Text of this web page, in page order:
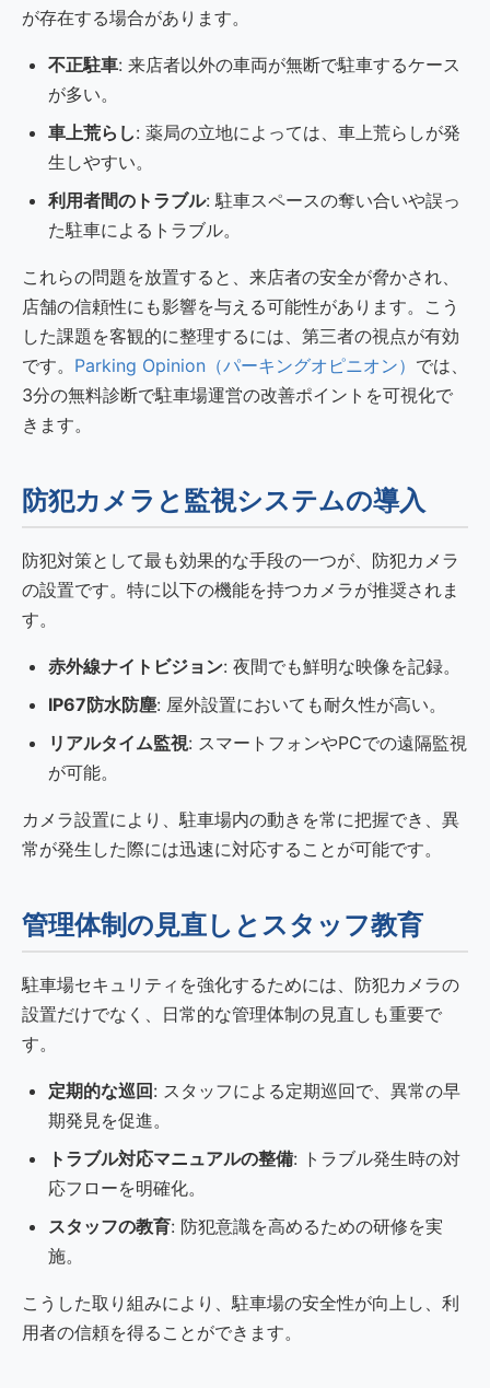
が存在する場合があります。
不正駐車: 来店者以外の車両が無断で駐車するケース
が多い。
車上荒らし: 薬局の立地によっては、車上荒らしが発
生しやすい。
利用者間のトラブル: 駐車スペースの奪い合いや誤っ
た駐車によるトラブル。
これらの問題を放置すると、来店者の安全が脅かされ、
店舗の信頼性にも影響を与える可能性があります。こう
した課題を客観的に整理するには、第三者の視点が有効
です。 Parking Opinion（パーキングオピニオン） では、
3分の無料診断で駐車場運営の改善ポイントを可視化で
きます。
防犯カメラと監視システムの導入
防犯対策として最も効果的な手段の一つが、防犯カメラ
の設置です。特に以下の機能を持つカメラが推奨されま
す。
赤外線ナイトビジョン: 夜間でも鮮明な映像を記録。
IP67防水防塵: 屋外設置においても耐久性が高い。
リアルタイム監視: スマートフォンやPCでの遠隔監視
が可能。
カメラ設置により、駐車場内の動きを常に把握でき、異
常が発生した際には迅速に対応することが可能です。
管理体制の見直しとスタッフ教育
駐車場セキュリティを強化するためには、防犯カメラの
設置だけでなく、日常的な管理体制の見直しも重要で
す。
定期的な巡回 : スタッフによる定期巡回で、異常の早
期発見を促進。
トラブル対応マニュアルの整備: トラブル発生時の対
応フローを明確化。
スタッフの教育: 防犯意識を高めるための研修を実
施。
こうした取り組みにより、駐車場の安全性が向上し、利
用者の信頼を得ることができます。